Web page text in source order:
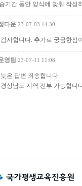
기간 동안 양식에 맞춰 작성
다운 23-07-03 14:30
감사합니다. 추가로 궁금한점
영팀 23-07-11 11:08
늦은 답변 죄송합니다.
경상남도 지역 전부 가능합니